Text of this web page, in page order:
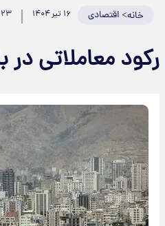
خانه>اقتصادی
معاملاتی در